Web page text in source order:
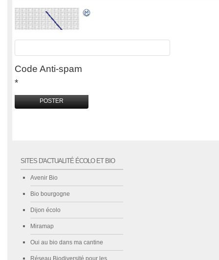
Code Anti-spam
*
SITES D'ACTUALITÉ ÉCOLO ET BIO
Avenir Bio
Bio bourgogne
Dijon écolo
Miramap
Oui au bio dans ma cantine
Réseau Biodiversité pour les